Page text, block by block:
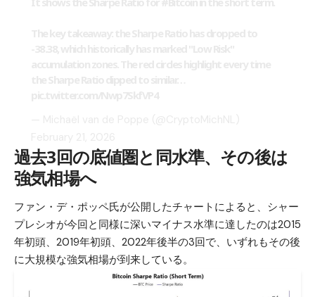
過去3回の底値圏と同水準、その後は
強気相場へ
ファン・デ・ポッペ氏が公開したチャートによると、シャー
プレシオが今回と同様に深いマイナス水準に達したのは2015
年初頭、2019年初頭、2022年後半の3回で、いずれもその後
に大規模な強気相場が到来している。